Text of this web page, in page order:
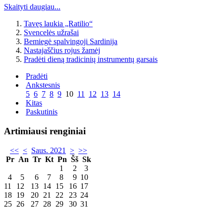
Skaityti daugiau...
Tavęs laukia „Ratilio“
Svencelės užrašai
Bemiegė spalvingoji Sardinija
Nastajaščius rojus žamėj
Pradėti dieną tradicinių instrumentų garsais
Pradėti
Ankstesnis
5 6 7 8 9 10 11 12 13 14
Kitas
Paskutinis
Artimiausi renginiai
<< < Saus. 2021 > >>
Pr An Tr Kt Pn Šš Sk
1
2
3
4
5 6 7 8 9 10
11
12 13 14 15 16 17
18 19 20 21 22 23 24
25 26 27 28 29 30 31